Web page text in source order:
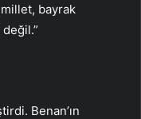
bayrak
Benan’ın